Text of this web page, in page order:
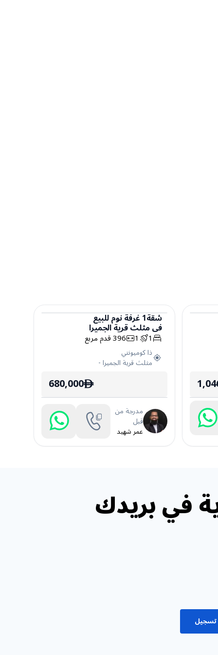
شقة
شقة1غرفة نومللبيع
فيمثلث قرية الجميرا
1
1
396قدم مربع
ذا كوميونتي
مثلث قرية الجميرا-
ê
680,000
مدرجة من
قبل
عمر شهيد
في بريدك
تسجيل